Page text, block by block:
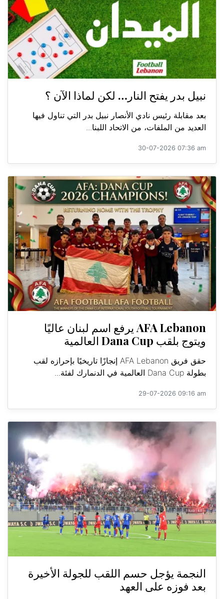
نبيل بدر يفتح النار… لكن لماذا الآن ؟
بعد مقابلة رئيس نادي الأنصار نبيل بدر التي تناول فيها
العديد من الملفات، من الاتحاد اللبنا...
30-07-2026 07:36 am
AFA Lebanon يرفع اسم لبنان عاليًا
ويتوج بلقب Dana Cup العالمية
حقق فريق AFA Lebanon إنجازًا تاريخيًا بإحرازه لقب
بطولة Dana Cup العالمية في الدنمارك لفئة...
29-07-2026 09:16 am
النجمة يؤجل حسم اللقب للجولة الأخيرة
بعد فوزه على العهد